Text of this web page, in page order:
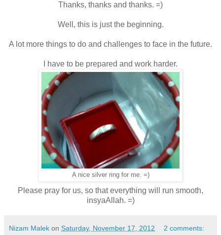
Thanks, thanks and thanks. =)
Well, this is just the beginning.
A lot more things to do and challenges to face in the future.
I have to be prepared and work harder.
A nice silver ring for me. =)
Please pray for us, so that everything will run smooth,
insyaAllah. =)
Nizam Malek on Saturday, November 17, 2012 2 comments: